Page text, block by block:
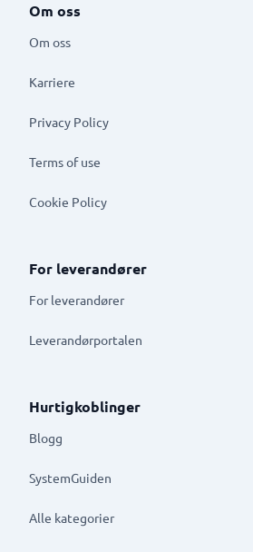
Om oss
Om oss
Karriere
Privacy Policy
Terms of use
Cookie Policy
For leverandører
For leverandører
Leverandørportalen
Hurtigkoblinger
Blogg
SystemGuiden
Alle kategorier